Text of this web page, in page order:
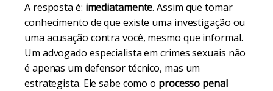
A resposta é: imediatamente. Assim que tomar
conhecimento de que existe uma investigação ou
uma acusação contra você, mesmo que informal.
Um advogado especialista em crimes sexuais não
é apenas um defensor técnico, mas um
estrategista. Ele sabe como o processo penal